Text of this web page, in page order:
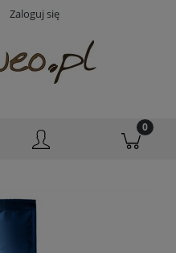
Zaloguj się